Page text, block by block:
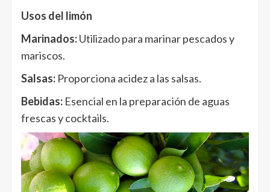
Usos del limón
Marinados:Utilizado para marinar pescados y
mariscos.
Salsas: Proporciona acidez a las salsas.
Bebidas: Esencial en la preparación de aguas
frescas y cocktails.